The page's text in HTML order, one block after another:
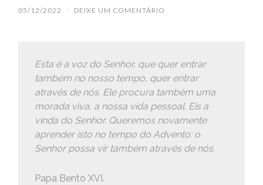
05/12/2022 / DEIXE UM COMENTÁRIO
Esta é a voz do Senhor, que quer entrar
também no nosso tempo, quer entrar
através de nós. Ele procura também uma
morada viva, a nossa vida pessoal. Eis a
vinda do Senhor. Queremos novamente
aprender isto no tempo do Advento: o
Senhor possa vir também através de nós.
Papa Bento XVI.